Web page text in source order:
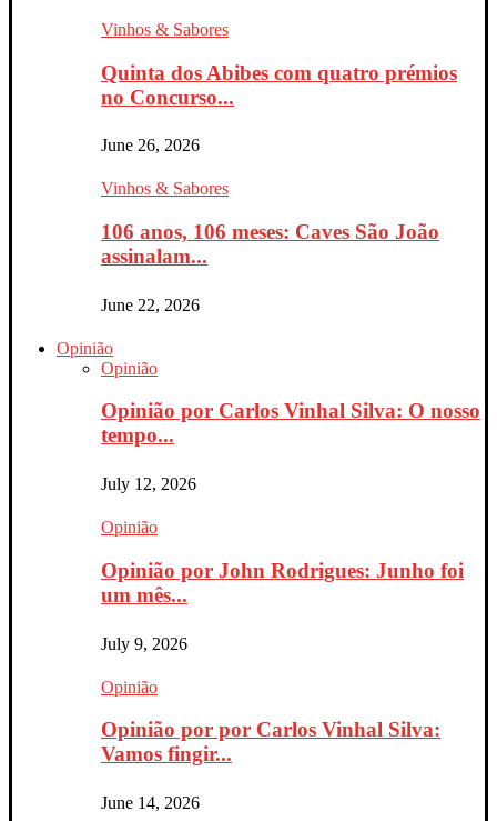
Vinhos & Sabores
Quinta dos Abibes com quatro prémios
no Concurso...
June 26, 2026
Vinhos & Sabores
106 anos, 106 meses: Caves São João
assinalam...
June 22, 2026
Opinião
Opinião
Opinião por Carlos Vinhal Silva: O nosso
tempo...
July 12, 2026
Opinião
Opinião por John Rodrigues: Junho foi
um mês...
July 9, 2026
Opinião
Opinião por por Carlos Vinhal Silva:
Vamos fingir...
June 14, 2026